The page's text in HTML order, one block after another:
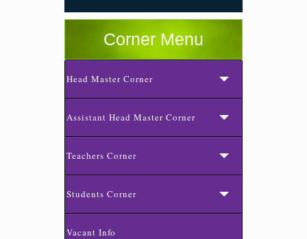
Corner Menu
Head Master Corner
Assistant Head Master Corner
Teachers Corner
Students Corner
Vacant Info